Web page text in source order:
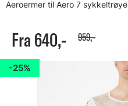
Aeroermer til Aero 7 sykkeltrøye
Fra 640,- 959,-
25%